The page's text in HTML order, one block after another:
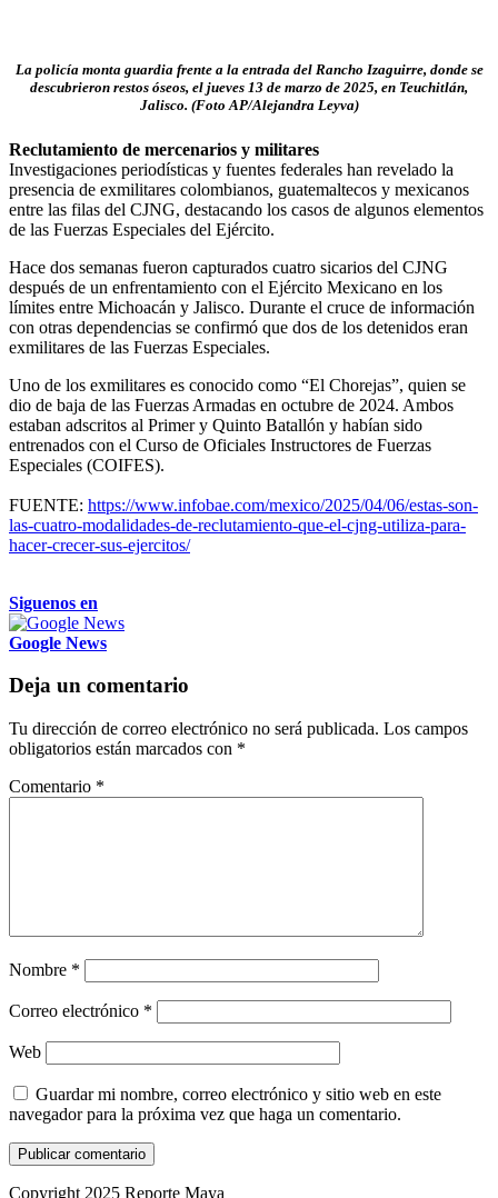
La policía monta guardia frente a la entrada del Rancho Izaguirre, donde se
descubrieron restos óseos, el jueves 13 de marzo de 2025, en Teuchitlán,
Jalisco. (Foto AP/Alejandra Leyva)
Reclutamiento de mercenarios y militares
Investigaciones periodísticas y fuentes federales han revelado la
presencia de exmilitares colombianos, guatemaltecos y mexicanos
entre las filas del CJNG, destacando los casos de algunos elementos
de las Fuerzas Especiales del Ejército.
Hace dos semanas fueron capturados cuatro sicarios del CJNG
después de un enfrentamiento con el Ejército Mexicano en los
límites entre Michoacán y Jalisco. Durante el cruce de información
con otras dependencias se confirmó que dos de los detenidos eran
exmilitares de las Fuerzas Especiales.
Uno de los exmilitares es conocido como “El Chorejas”, quien se
dio de baja de las Fuerzas Armadas en octubre de 2024. Ambos
estaban adscritos al Primer y Quinto Batallón y habían sido
entrenados con el Curso de Oficiales Instructores de Fuerzas
Especiales (COIFES).
FUENTE: https://www.infobae.com/mexico/2025/04/06/estas-son-
las-cuatro-modalidades-de-reclutamiento-que-el-cjng-utiliza-para-
hacer-crecer-sus-ejercitos/
Siguenos en
Google News
Deja un comentario
Tu dirección de correo electrónico no será publicada. Los campos
obligatorios están marcados con *
Comentario *
Nombre *
Correo electrónico *
Web
Guardar mi nombre, correo electrónico y sitio web en este
navegador para la próxima vez que haga un comentario.
Copyright 2025 Reporte Maya